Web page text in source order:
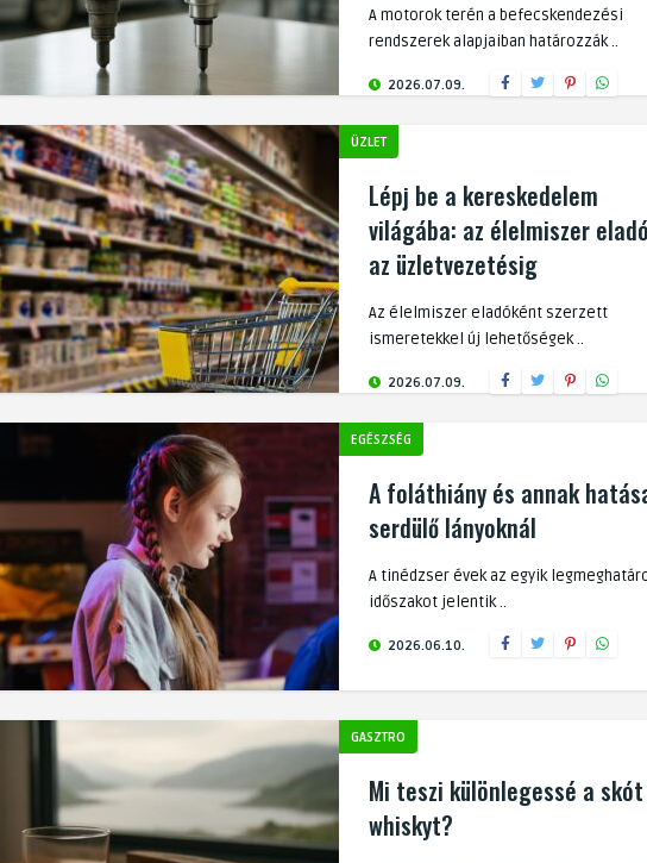
A motorok terén a befecskendezési
rendszerek alapjaiban határozzák ..
2026.07.09.
ÜZLET
Lépj be a kereskedelem
világába: az élelmiszer
az üzletvezetésig
Az élelmiszer eladóként szerzett
ismeretekkel új lehetőségek ..
2026.07.09.
EGÉSZSÉG
A foláthiány és annak
serdülő lányoknál
A tinédzser évek az egyik
időszakot jelentik ..
2026.06.10.
GASZTRO
Mi teszi különlegessé a skót
whiskyt?